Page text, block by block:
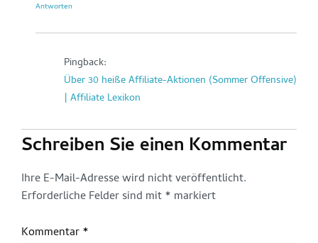
Antworten
Pingback:
Über 30 heiße Affiliate-Aktionen (Sommer Offensive)
| Affiliate Lexikon
Schreiben Sie einen Kommentar
Ihre E-Mail-Adresse wird nicht veröffentlicht.
Erforderliche Felder sind mit* markiert
Kommentar*